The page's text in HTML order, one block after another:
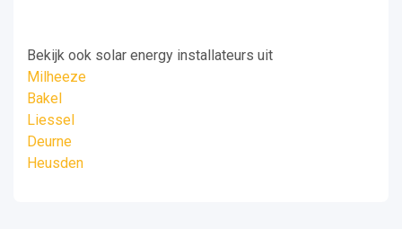
Bekijk ook solar energy installateurs uit
Milheeze
Bakel
Liessel
Deurne
Heusden